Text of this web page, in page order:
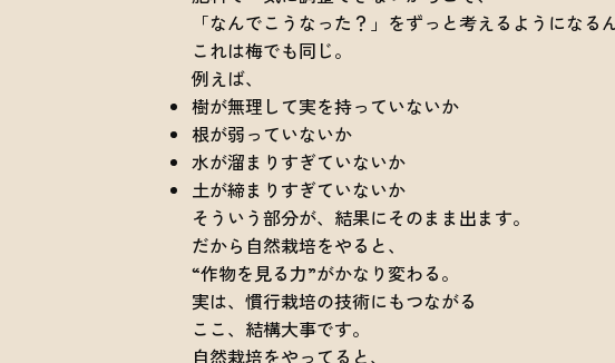
「なんでこうなった？」をずっと考えるようになる
これは梅でも同じ。
例えば、
樹が無理して実を持っていないか
根が弱っていないか
水が溜まりすぎていないか
土が締まりすぎていないか
そういう部分が、結果にそのまま出ます。
だから自然栽培をやると、
“作物を見る力”がかなり変わる。
実は、慣行栽培の技術にもつながる
ここ、結構大事です。
自然栽培をやってると、